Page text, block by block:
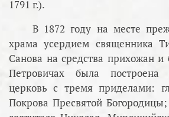
1791 г.).
В 1872 году на месте
храма усердием священника
Санова на средства прихожан и
Петровичах была построена
церковь с тремя приделами:
Покрова Пресвятой